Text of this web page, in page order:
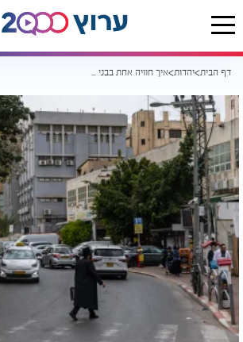
דף הבית יהדות איך חוויה אחת בבני ברק שינתה את חייו לנצח?